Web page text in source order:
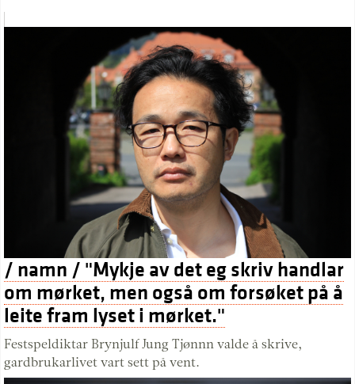
/ namn / "Mykje av det eg skriv handlar
om mørket, men også om forsøket på å
leite fram lyset i mørket."
Festspeldiktar Brynjulf Jung Tjønnn valde å skrive,
gardbrukarlivet vart sett på vent.